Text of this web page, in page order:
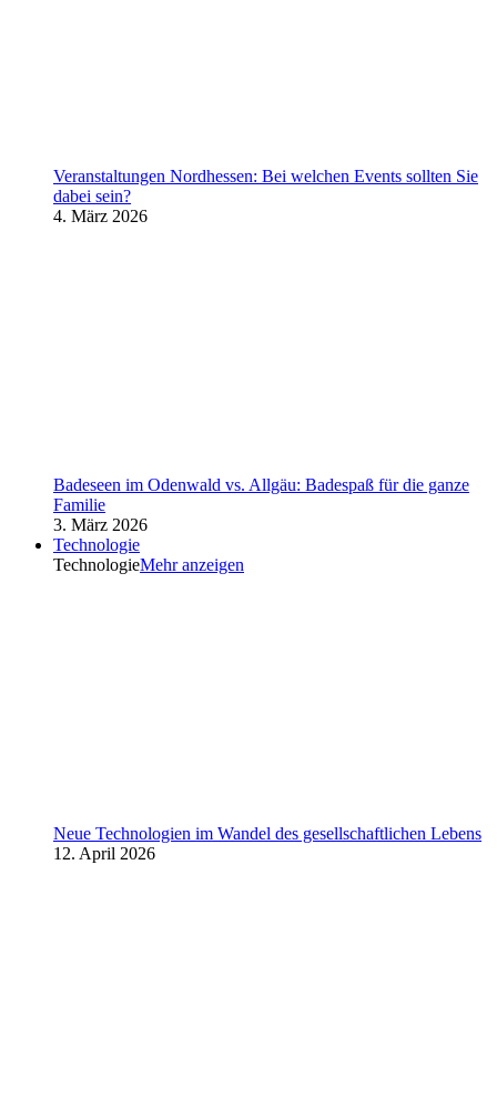
Veranstaltungen Nordhessen: Bei welchen Events sollten Sie
dabei sein?
4. März 2026
Badeseen im Odenwald vs. Allgäu: Badespaß für die ganze
Familie
3. März 2026
Technologie
TechnologieMehr anzeigen
Neue Technologien im Wandel des gesellschaftlichen Lebens
12. April 2026